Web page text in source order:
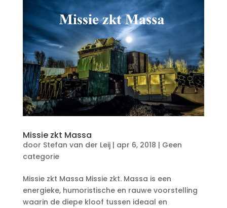
Missie zkt Massa
door Stefan van der Leij| apr 6, 2018 | Geen
categorie
Missie zkt Massa Missie zkt. Massa is een
energieke, humoristische en rauwe voorstelling
waarin de diepe kloof tussen ideaal en